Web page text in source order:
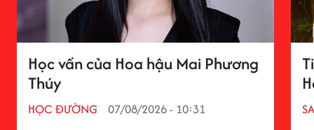
Học vấn của Hoa hậu Mai Phương
Thúy
HỌC ĐƯỜNG 07/08/2026 - 10:31